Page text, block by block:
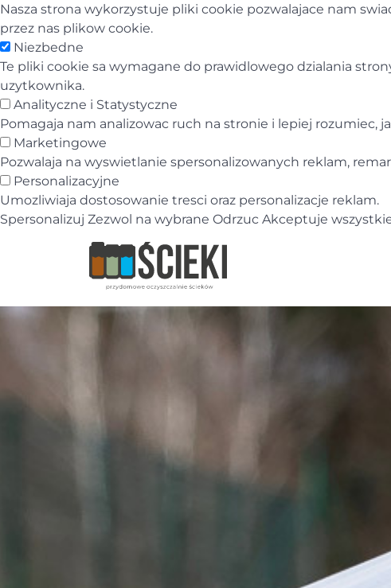
Nasza strona wykorzystuje pliki cookie pozwalajace nam
przez nas plikow cookie.
Niezbedne
Te pliki cookie sa wymagane do prawidlowego dzialania
uzytkownika.
Analityczne i Statystyczne
Pomagaja nam analizowac ruch na stronie i lepiej rozumiec,
Marketingowe
Pozwalaja na wyswietlanie spersonalizowanych reklam,
Personalizacyjne
Umozliwiaja dostosowanie tresci oraz personalizacje reklam.
Spersonalizuj Zezwol na wybrane Odrzuc Akceptuje